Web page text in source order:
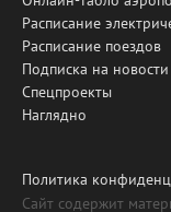
Расписание
Расписание поездов
Подписка на новости
Спецпроекты
Наглядно
Политика
Сайт содержит